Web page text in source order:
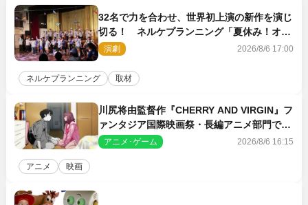
32名で力を合わせ、世界初上演の新作を演じ
切る！ ネルケプランニング「夏休み！オ
ン・ワークショップ2026」レポート【最終
日】
演劇 2026/8/6 17:00
ネルケプランニング 取材
川尻将由監督作『CHERRY AND VIRGIN』フ
ァンタジア国際映画祭・長編アニメ部門で観
客賞・金賞受賞！
アニメ･ゲーム 2026/8/6 16:15
アニメ 映画